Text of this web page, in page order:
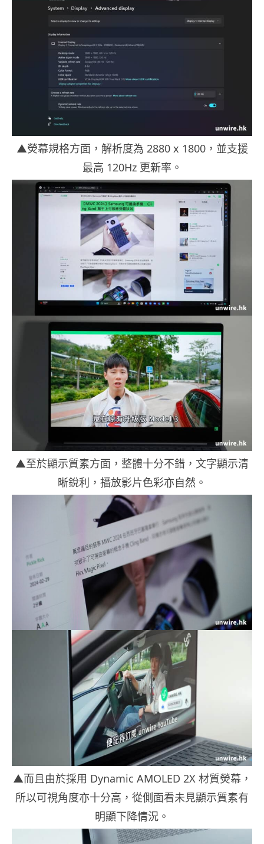
▲熒幕規格方面，解析度為 2880 x 1800，並支援
最高 120Hz 更新率。
▲至於顯示質素方面，整體十分不錯，文字顯示清
晰銳利，播放影片色彩亦自然。
▲而且由於採用 Dynamic AMOLED 2X 材質熒幕，
所以可視角度亦十分高，從側面看未見顯示質素有
明顯下降情況。